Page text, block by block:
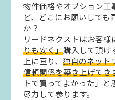
物件価格やオプション工
ど、どこにお願いしても
か？
リードネクストはお客様
りも安く」購入して頂け
上に亘り、独自のネット
信頼関係を築き上げてき
トで買ってよかった」と
尽力して参ります。